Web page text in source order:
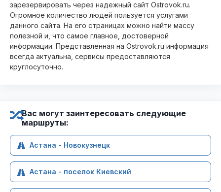
зарезервировать через надежный сайт Ostrovok.ru.
Огромное количество людей пользуется услугами
данного сайта. На его страницах можно найти массу
полезной и, что самое главное, достоверной
информации. Представленная на Ostrovok.ru информация
всегда актуальна, сервисы предоставляются
круглосуточно.
Вас могут заинтересовать следующие
маршруты:
Астана - Новокузнецк
Астана - поселок Киевский